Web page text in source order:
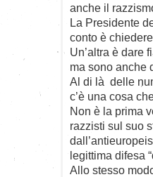
anche il
La Presidente
conto è
Un’altra è dare
ma sono anche
Al di là delle
c’è una cosa
Non è la prima
razzisti sul suo
legittima difesa
Allo stesso